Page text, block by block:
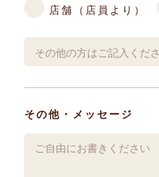
店舗（店員より）
その他・メッセージ